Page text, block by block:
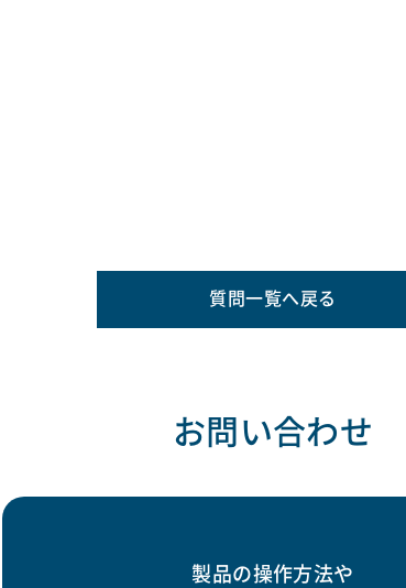
質問一覧へ戻る
お問い合わせ
製品の操作方法や